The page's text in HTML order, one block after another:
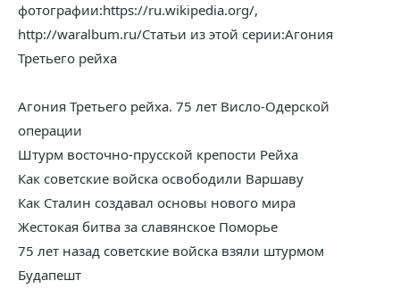
фотографии:https://ru.wikipedia.org/,
http://waralbum.ru/Статьи из этой серии:Агония
Третьего рейха
Агония Третьего рейха. 75 лет Висло-Одерской
операции
Штурм восточно-прусской крепости Рейха
Как советские войска освободили Варшаву
Как Сталин создавал основы нового мира
Жестокая битва за славянское Поморье
75 лет назад советские войска взяли штурмом
Будапешт